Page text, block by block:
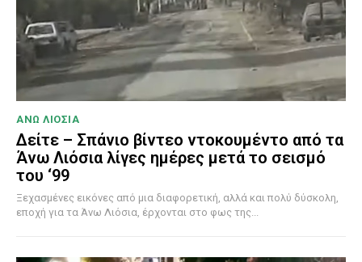
ΑΝΩ ΛΙΟΣΙΑ
Δείτε – Σπάνιο βίντεο ντοκουμέντο από τα
Άνω Λιόσια λίγες ημέρες μετά το σεισμό
του ‘99
Ξεχασμένες εικόνες από μια διαφορετική, αλλά και πολύ δύσκολη,
εποχή για τα Άνω Λιόσια, έρχονται στο φως της...